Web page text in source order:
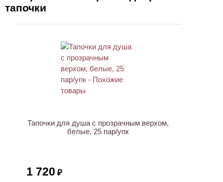
тапочки
Тапочки для душа с прозрачным верхом,
белые, 25 пар/упк
1 720 ₽